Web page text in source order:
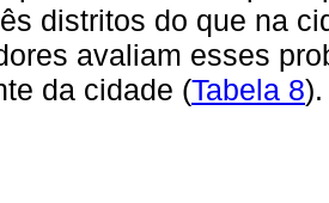
distritos do que na
avaliam esses
da cidade (Tabela 8).